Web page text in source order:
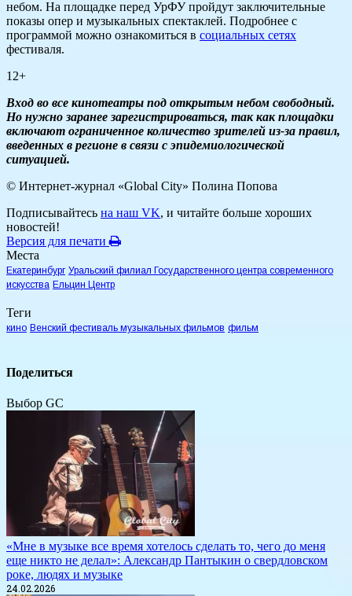
небом. На площадке перед УрФУ пройдут заключительные
показы опер и музыкальных спектаклей. Подробнее с
программой можно ознакомиться в социальных сетях
фестиваля.
12+
Вход во все кинотеатры под открытым небом свободный.
Но нужно заранее зарегистрироваться, так как площадки
включают ограниченное количество зрителей из-за правил,
введенных в регионе в связи с эпидемиологической
ситуацией.
© Интернет-журнал «Global City» Полина Попова
Подписывайтесь на наш VK, и читайте больше хороших
новостей!
Версия для печати
Места
Екатеринбург Уральский филиал Государственного центра современного
искусства Ельцин Центр
Теги
кино Венский фестиваль музыкальных фильмов фильм
Поделиться
Выбор GC
«Мне в музыке все время хотелось сделать то, чего до меня
еще никто не делал»: Александр Пантыкин о свердловском
роке, людях и музыке
24.02.2026